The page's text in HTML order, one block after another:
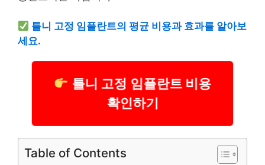
틀니 고정 임플란트의 평균 비용과 효과를 알아보
세요.
틀니 고정 임플란트 비용
확인하기
Table of Contents